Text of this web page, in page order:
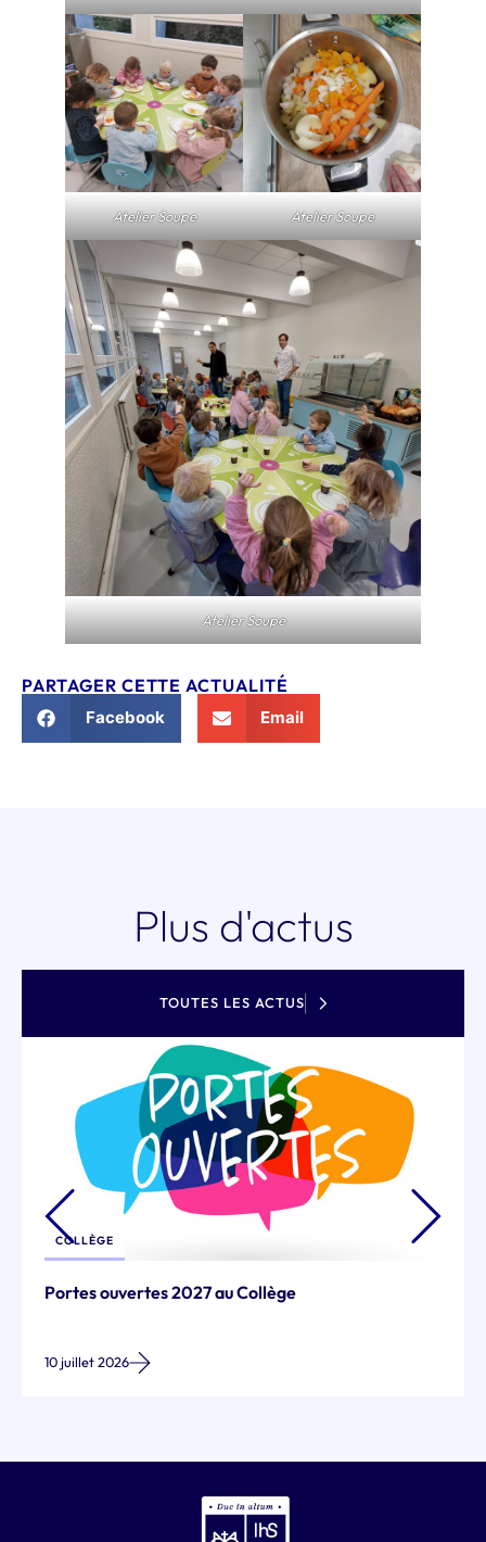
Atelier Soupe Atelier Soupe
Atelier Soupe
PARTAGER CETTE ACTUALITÉ
Facebook Email
Plus d'actus
TOUTES LES ACTUS
COLLÈGE
Portes ouvertes 2027 au Collège
10 juillet 2026